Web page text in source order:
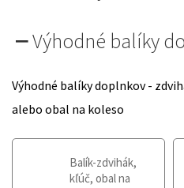
Výhodné balíky
Výhodné balíky doplnkov -
alebo obal na koleso
Balík-zdvihák,
kľúč, obal na